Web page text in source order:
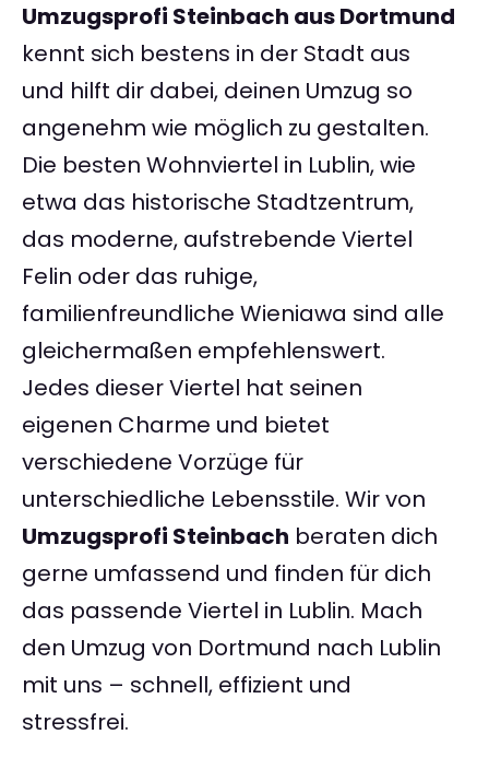
Umzugsprofi Steinbach aus Dortmund
kennt sich bestens in der Stadt aus
und hilft dir dabei, deinen Umzug so
angenehm wie möglich zu gestalten.
Die besten Wohnviertel in Lublin, wie
etwa das historische Stadtzentrum,
das moderne, aufstrebende Viertel
Felin oder das ruhige,
familienfreundliche Wieniawa sind alle
gleichermaßen empfehlenswert.
Jedes dieser Viertel hat seinen
eigenen Charme und bietet
verschiedene Vorzüge für
unterschiedliche Lebensstile. Wir von
Umzugsprofi Steinbach beraten dich
gerne umfassend und finden für dich
das passende Viertel in Lublin. Mach
den Umzug von Dortmund nach Lublin
mit uns – schnell, effizient und
stressfrei.